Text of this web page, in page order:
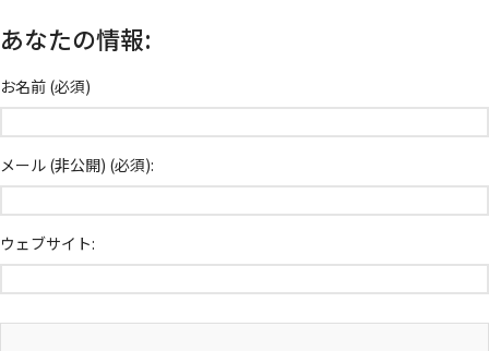
あなたの情報:
お名前 (必須)
メール (非公開) (必須):
ウェブサイト: